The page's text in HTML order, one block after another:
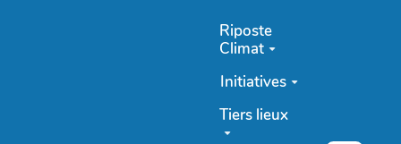
Riposte
Climat
Initiatives
Tiers lieux